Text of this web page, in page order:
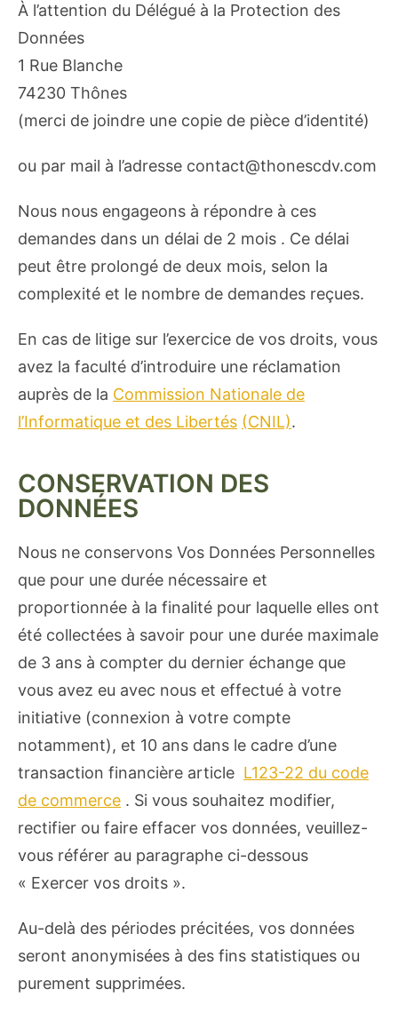
À l’attention du Délégué à la Protection des
Données
1 Rue Blanche
74230 Thônes
(merci de joindre une copie de pièce d’identité)
ou par mail à l’adresse contact@thonescdv.com
Nous nous engageons à répondre à ces
demandes dans un délai de 2 mois . Ce délai
peut être prolongé de deux mois, selon la
complexité et le nombre de demandes reçues.
En cas de litige sur l’exercice de vos droits, vous
avez la faculté d’introduire une réclamation
auprès de la Commission Nationale de
l’Informatique et des Libertés (CNIL).
CONSERVATION DES
DONNÉES
Nous ne conservons Vos Données Personnelles
que pour une durée nécessaire et
proportionnée à la finalité pour laquelle elles ont
été collectées à savoir pour une durée maximale
de 3 ans à compter du dernier échange que
vous avez eu avec nous et effectué à votre
initiative (connexion à votre compte
notamment), et 10 ans dans le cadre d’une
transaction financière article L123-22 du code
de commerce . Si vous souhaitez modifier,
rectifier ou faire effacer vos données, veuillez-
vous référer au paragraphe ci-dessous
« Exercer vos droits ».
Au-delà des périodes précitées, vos données
seront anonymisées à des fins statistiques ou
purement supprimées.